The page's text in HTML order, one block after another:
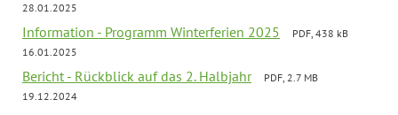
28.01.2025
Information - Programm Winterferien 2025
PDF, 438 kB
16.01.2025
Bericht - Rückblick auf das 2. Halbjahr
PDF, 2.7 MB
19.12.2024